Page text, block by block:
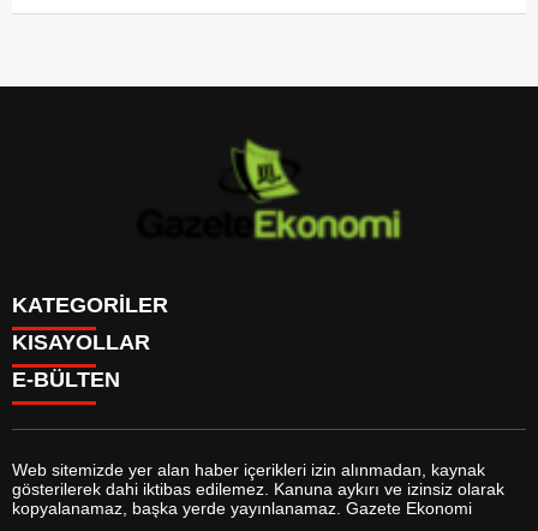
KATEGORİLER
GÜNDEM
DÜNYA
SİYASET
MAGAZİN
SAĞLIK
EĞİTİM
YAŞAM
KISAYOLLAR
BURÇLAR
FİKSTÜR
FİRMA EKLE
FİRMA REHBERİ
E-BÜLTEN
gazeteekonomi.com e-bültenine abone olarak, tarafınıza haber,
Web sitemizde yer alan haber içerikleri izin alınmadan, kaynak
gösterilerek dahi iktibas edilemez. Kanuna aykırı ve izinsiz olarak
kopyalanamaz, başka yerde yayınlanamaz. Gazete Ekonomi